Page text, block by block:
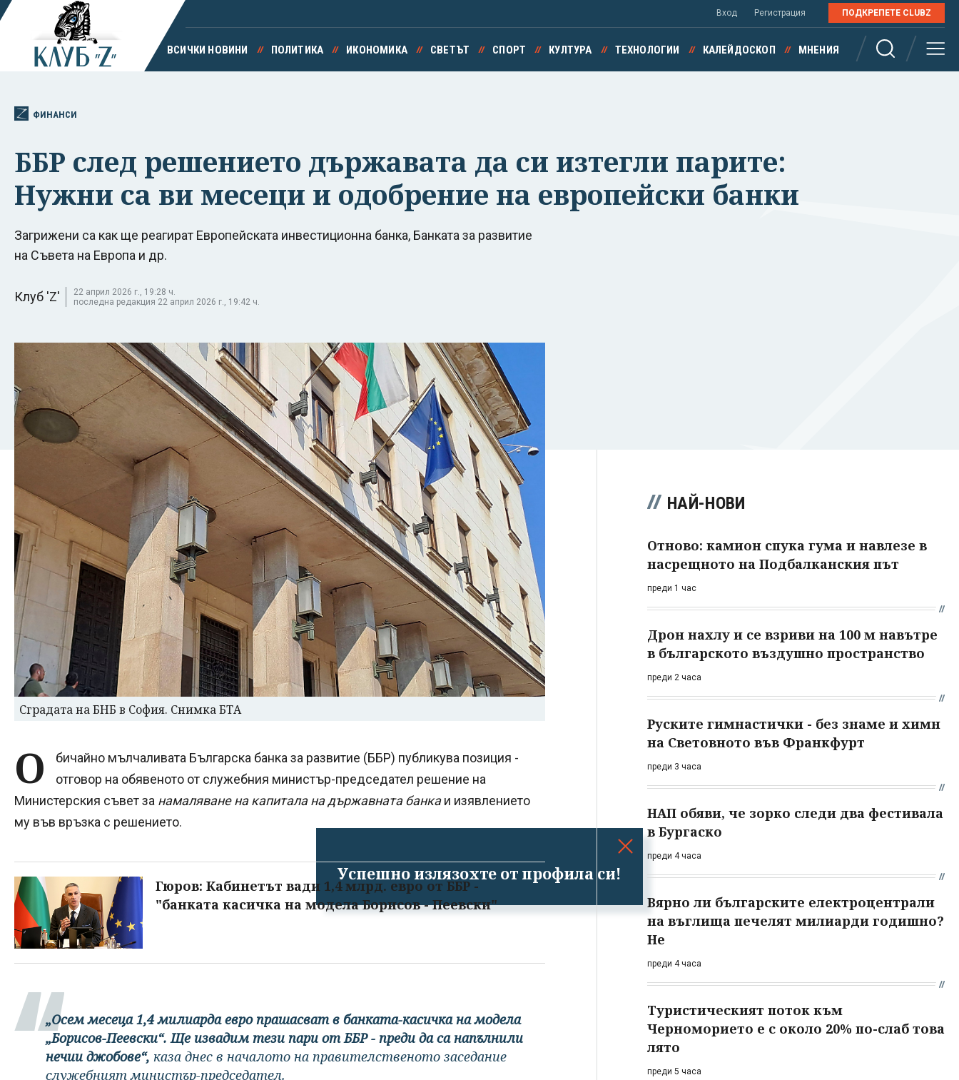
Успешно излязохте от профила си!
Вход Регистрация ПОДКРЕПЕТЕ CLUBZ
ВСИЧКИ НОВИНИ ПОЛИТИКА ИКОНОМИКА СВЕТЪТ СПОРТ КУЛТУРА ТЕХНОЛОГИИ КАЛЕЙДОСКОП МНЕНИЯ
ФИНАНСИ
ББР след решението държавата да си изтегли парите:
Нужни са ви месеци и одобрение на европейски банки
Загрижени са как ще реагират Европейската инвестиционна банка, Банката за развитие
на Съвета на Европа и др.
Клуб 'Z'
22 април 2026 г., 19:28 ч.
последна редакция 22 април 2026 г., 19:42 ч.
Сградата на БНБ в София. Снимка БТА
О
бичайно мълчаливата Българска банка за развитие (ББР) публикува позиция -
отговор на обявеното от служебния министър-председател решение на
Министерския съвет за намаляване на капитала на държавната банкаи изявлението
му във връзка с решението.
Гюров: Кабинетът вади 1,4 млрд. евро от ББР -
"банката касичка на модела Борисов - Пеевски"
„Осем месеца 1,4 милиарда евро прашасват в банката-касичка на модела
„Борисов-Пеевски“. Ще извадим тези пари от ББР - преди да са напълнили
нечии джобове“, каза днес в началото на правителственото заседание
служебният министър-председател.
НАЙ-НОВИ
Отново: камион спука гума и навлезе в
насрещното на Подбалканския път
преди 1 час
Дрон нахлу и се взриви на 100 м навътре
в българското въздушно пространство
преди 2 часа
Руските гимнастички - без знаме и химн
на Световното във Франкфурт
преди 3 часа
НАП обяви, че зорко следи два фестивала
в Бургаско
преди 4 часа
Вярно ли българските електроцентрали
на въглища печелят милиарди годишно?
Не
преди 4 часа
Туристическият поток към
Черноморието е с около 20% по-слаб това
лято
преди 5 часа